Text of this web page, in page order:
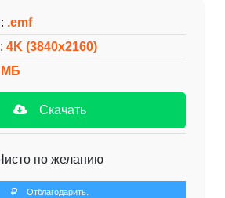
.emf
4K (3840x2160)
МБ
Скачать
по желанию
Отблагодарить.